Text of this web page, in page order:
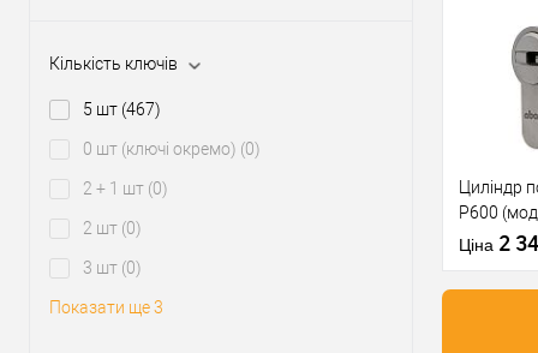
Кількість ключів
5 шт (467)
0 шт (ключі окремо) (0)
2 + 1 шт (0)
2 шт (0)
3 шт (0)
Показати ще 3
У
Виробник
Рівень
Модель
серцевини
Тип товару
Циліндр
P600
нікель
Ціна 2